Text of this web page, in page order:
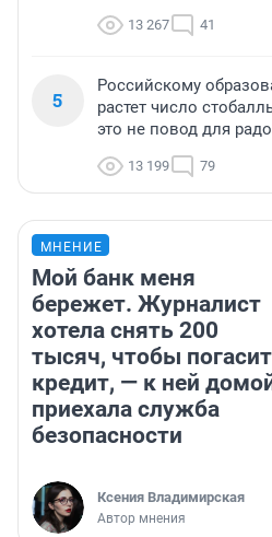
13 267 41
5
Российскому
растет число
это не повод для
13 199 79
МНЕНИЕ
Мой банк меня
бережет. Журналист
хотела снять 200
тысяч, чтобы
кредит, — к ней
приехала служба
безопасности
Ксения Владимирская
Автор мнения